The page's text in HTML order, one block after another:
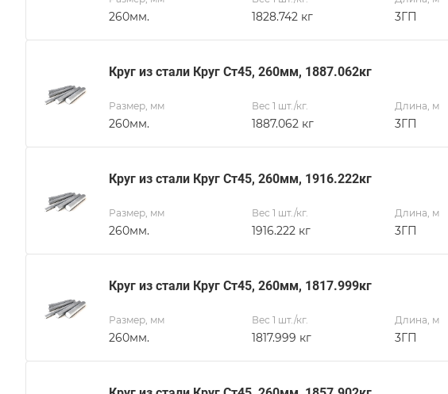
260мм. 1828.742 кг 3ГП
Круг из стали Круг Ст45, 260мм, 1887.062кг
Размер, мм
260мм.
Вес 1 шт./кг.
1887.062 кг
Длина, м
3ГП
Круг из стали Круг Ст45, 260мм, 1916.222кг
Размер, мм
260мм.
Вес 1 шт./кг.
1916.222 кг
Длина, м
3ГП
Круг из стали Круг Ст45, 260мм, 1817.999кг
Размер, мм
260мм.
Вес 1 шт./кг.
1817.999 кг
Длина, м
3ГП